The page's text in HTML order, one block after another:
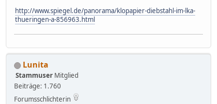
http://www.spiegel.de/panorama/klopapier-diebstahl-im-lka-
thueringen-a-856963.html
Lunita
Stammuser Mitglied
Beiträge: 1.760
Forumsschlichterin